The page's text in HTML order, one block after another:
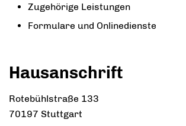
Zugehörige Leistungen
Formulare und Onlinedienste
Hausanschrift
Rotebühlstraße 133
70197 Stuttgart